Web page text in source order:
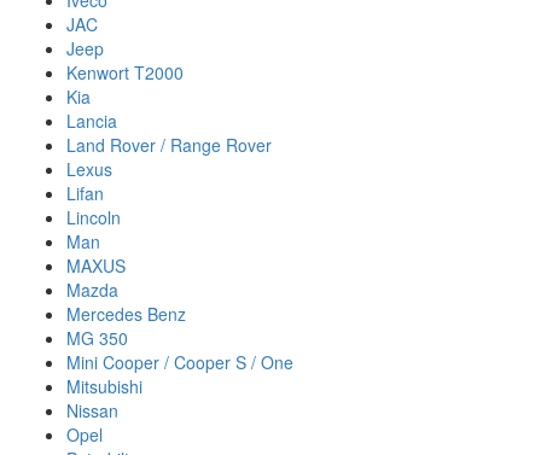
JAC
Jeep
Kenwort T2000
Kia
Lancia
Land Rover / Range Rover
Lexus
Lifan
Lincoln
Man
MAXUS
Mazda
Mercedes Benz
MG 350
Mini Cooper / Cooper S / One
Mitsubishi
Nissan
Opel